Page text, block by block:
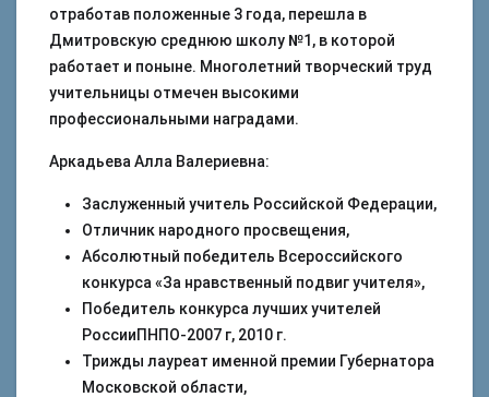
отработав положенные 3 года, перешла в
Дмитровскую среднюю школу №1, в которой
работает и поныне. Многолетний творческий труд
учительницы отмечен высокими
профессиональными наградами.
Аркадьева Алла Валериевна:
Заслуженный учитель Российской Федерации,
Отличник народного просвещения,
Абсолютный победитель Всероссийского
конкурса «За нравственный подвиг учителя»,
Победитель конкурса лучших учителей
РоссииПНПО-2007 г, 2010 г.
Трижды лауреат именной премии Губернатора
Московской области,